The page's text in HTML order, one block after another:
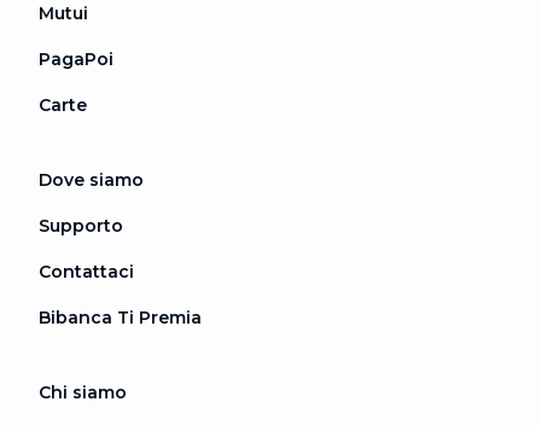
Mutui
PagaPoi
Carte
Dove siamo
Supporto
Contattaci
Bibanca Ti Premia
Chi siamo